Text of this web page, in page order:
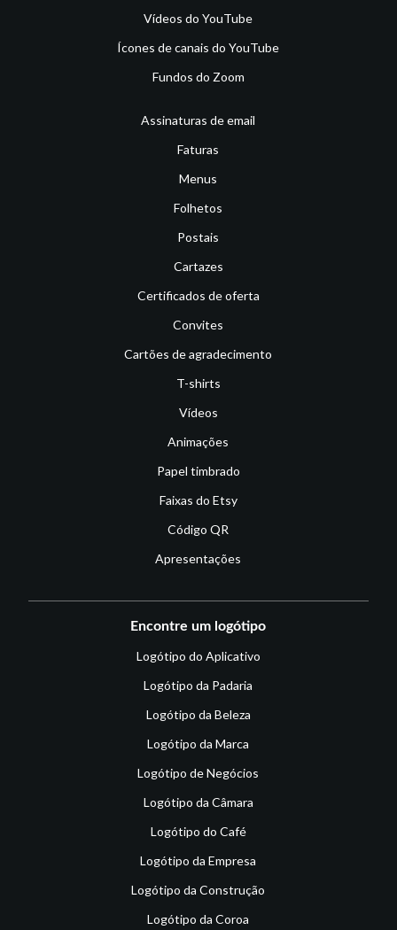
Vídeos do YouTube
Ícones de canais do YouTube
Fundos do Zoom
Assinaturas de email
Faturas
Menus
Folhetos
Postais
Cartazes
Certificados de oferta
Convites
Cartões de agradecimento
T-shirts
Vídeos
Animações
Papel timbrado
Faixas do Etsy
Código QR
Apresentações
Encontre um logótipo
Logótipo do Aplicativo
Logótipo da Padaria
Logótipo da Beleza
Logótipo da Marca
Logótipo de Negócios
Logótipo da Câmara
Logótipo do Café
Logótipo da Empresa
Logótipo da Construção
Logótipo da Coroa